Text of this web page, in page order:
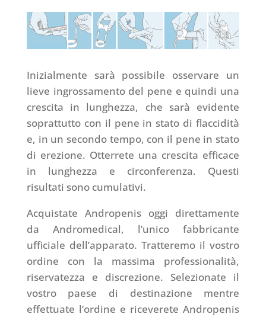
Inizialmente sarà possibile osservare un
lieve ingrossamento del pene e quindi una
crescita in lunghezza, che sarà evidente
soprattutto con il pene in stato di flaccidità
e, in un secondo tempo, con il pene in stato
di erezione. Otterrete una crescita efficace
in lunghezza e circonferenza. Questi
risultati sono cumulativi.
Acquistate Andropenis oggi direttamente
da Andromedical, l’unico fabbricante
ufficiale dell’apparato. Tratteremo il vostro
ordine con la massima professionalità,
riservatezza e discrezione. Selezionate il
vostro paese di destinazione mentre
effettuate l’ordine e riceverete Andropenis